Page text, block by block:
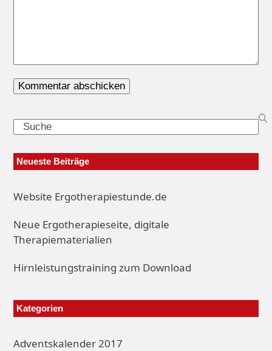
Search
Neueste Beiträge
Website Ergotherapiestunde.de
Neue Ergotherapieseite, digitale
Therapiematerialien
Hirnleistungstraining zum Download
Kategorien
Adventskalender 2017